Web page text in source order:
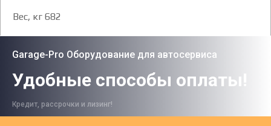
Вес, кг 682
Garage-Pro Оборудование для автосервиса
Удобные способы оплаты!
Кредит, рассрочки и лизинг!